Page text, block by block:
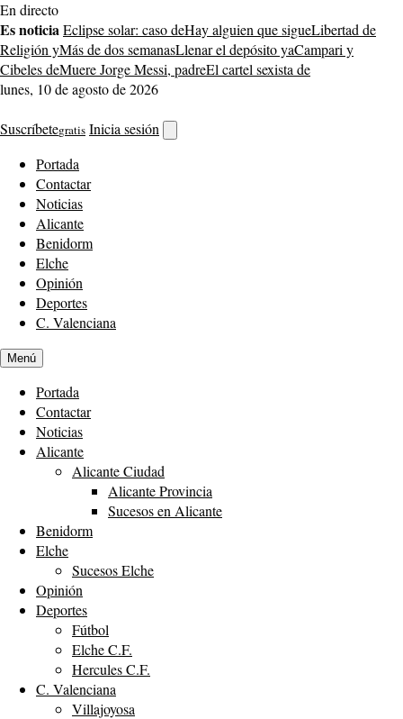
Saltar
al
contenido
En directo
Es noticiaEclipse solar: caso deHay alguien que sigueLibertad de
Religión yMás de dos semanasLlenar el depósito yaCampari y
Cibeles deMuere Jorge Messi, padreEl cartel sexista de
lunes, 10 de agosto de 2026
Suscríbetegratis Inicia sesión
buscador
Portada
Contactar
Noticias
Alicante
Benidorm
Elche
Opinión
Deportes
C. Valenciana
Menú
Portada
Contactar
Noticias
Alicante
Alicante Ciudad
Alicante Provincia
Sucesos en Alicante
Benidorm
Elche
Sucesos Elche
Opinión
Deportes
Fútbol
Elche C.F.
Hercules C.F.
C. Valenciana
Villajoyosa